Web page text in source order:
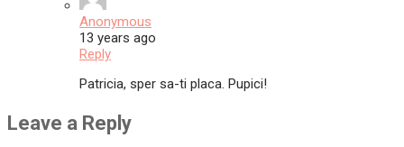
Anonymous
13 years ago
Reply
Patricia, sper sa-ti placa. Pupici!
Leave a Reply